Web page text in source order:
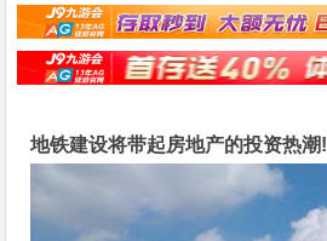
地铁建设将带起房地产的投资热潮!